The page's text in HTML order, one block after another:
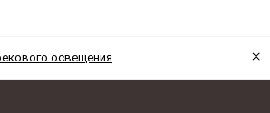
освещения ×